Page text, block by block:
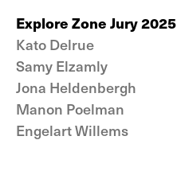
Explore Zone Jury 2025
Kato Delrue
Samy Elzamly
Jona Heldenbergh
Manon Poelman
Engelart Willems